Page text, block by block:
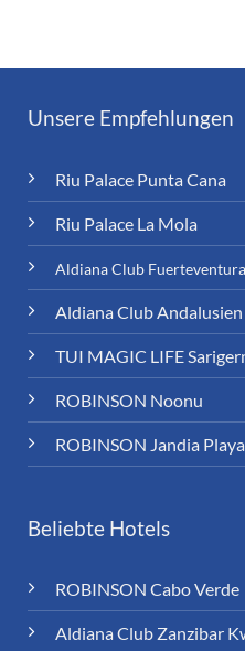
Unsere Empfehlungen
Riu Palace Punta Cana
Riu Palace La Mola
Aldiana Club Fuerteventura
Aldiana Club Andalusien
TUI MAGIC LIFE
ROBINSON Noonu
ROBINSON Jandia Playa
Beliebte Hotels
ROBINSON Cabo Verde
Aldiana Club Zanzibar